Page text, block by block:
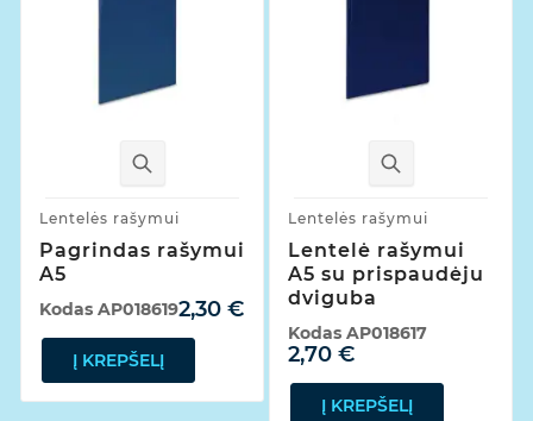
Lentelės rašymui
Pagrindas rašymui
A5
2,30 €
Kodas AP018619
Į KREPŠELĮ
Lentelės rašymui
Lentelė rašymui
A5 su prispaudėju
dviguba
2,70 €
Kodas AP018617
Į KREPŠELĮ